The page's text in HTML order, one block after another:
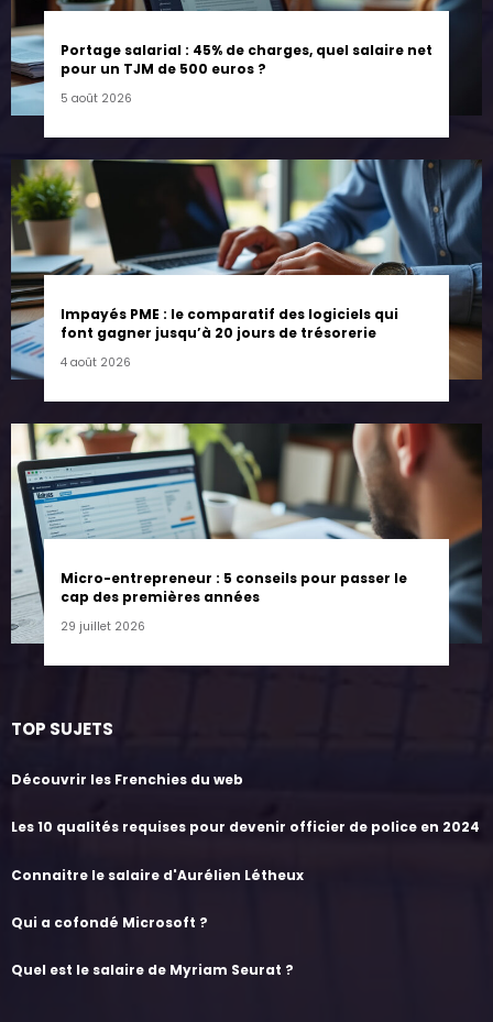
Portage salarial : 45% de charges, quel salaire net
pour un TJM de 500 euros ?
5 août 2026
Impayés PME : le comparatif des logiciels qui
font gagner jusqu’à 20 jours de trésorerie
4 août 2026
Micro-entrepreneur : 5 conseils pour passer le
cap des premières années
29 juillet 2026
TOP SUJETS
Découvrir les Frenchies du web
Les 10 qualités requises pour devenir officier de police en 2024
Connaitre le salaire d'Aurélien Létheux
Qui a cofondé Microsoft ?
Quel est le salaire de Myriam Seurat ?